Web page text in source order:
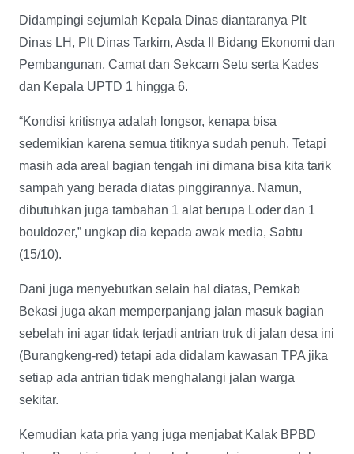
Didampingi sejumlah Kepala Dinas diantaranya Plt
Dinas LH, Plt Dinas Tarkim, Asda II Bidang Ekonomi dan
Pembangunan, Camat dan Sekcam Setu serta Kades
dan Kepala UPTD 1 hingga 6.
“Kondisi kritisnya adalah longsor, kenapa bisa
sedemikian karena semua titiknya sudah penuh. Tetapi
masih ada areal bagian tengah ini dimana bisa kita tarik
sampah yang berada diatas pinggirannya. Namun,
dibutuhkan juga tambahan 1 alat berupa Loder dan 1
bouldozer,” ungkap dia kepada awak media, Sabtu
(15/10).
Dani juga menyebutkan selain hal diatas, Pemkab
Bekasi juga akan memperpanjang jalan masuk bagian
sebelah ini agar tidak terjadi antrian truk di jalan desa ini
(Burangkeng-red) tetapi ada didalam kawasan TPA jika
setiap ada antrian tidak menghalangi jalan warga
sekitar.
Kemudian kata pria yang juga menjabat Kalak BPBD